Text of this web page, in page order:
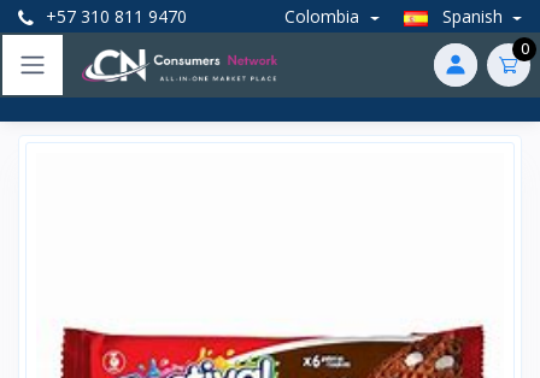
+57 310 811 9470 Colombia Spanish
0